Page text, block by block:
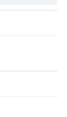
･削除・利
。
頂きま
体的手続
い。